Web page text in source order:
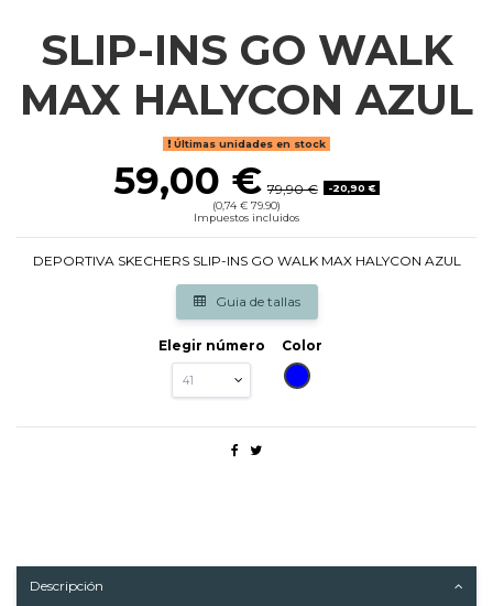
SLIP-INS GO WALK
MAX HALYCON AZUL
Últimas unidades en stock
59,00 € 79,90 €
-20,90 €
(0,74 € 79.90)
Impuestos incluidos
DEPORTIVA SKECHERS SLIP-INS GO WALK MAX HALYCON AZUL
Guia de tallas
Elegir número
Color
AZUL
Descripción